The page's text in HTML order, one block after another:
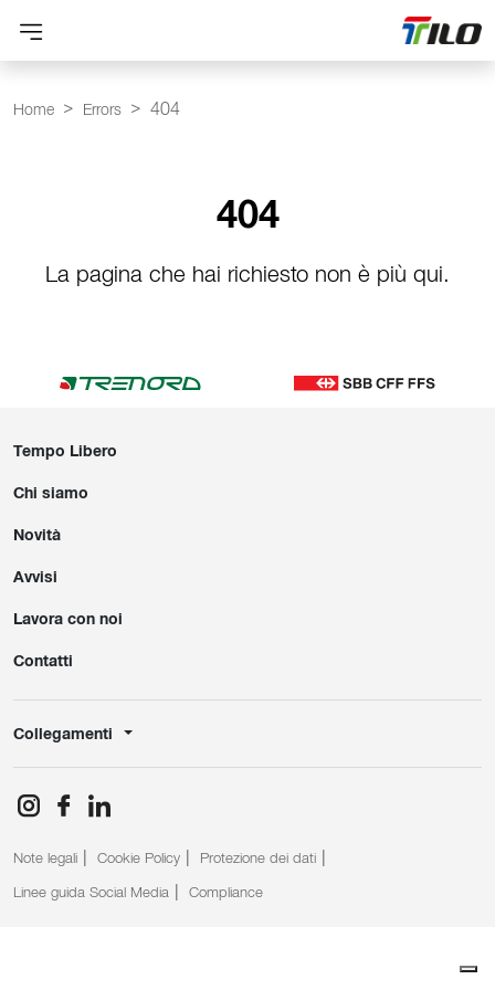
Home Errors 404
404
La pagina che hai richiesto non è più qui.
Tempo Libero
Chi siamo
Novità
Avvisi
Lavora con noi
Contatti
Collegamenti
Note legali Cookie Policy Protezione dei dati
Linee guida Social Media Compliance